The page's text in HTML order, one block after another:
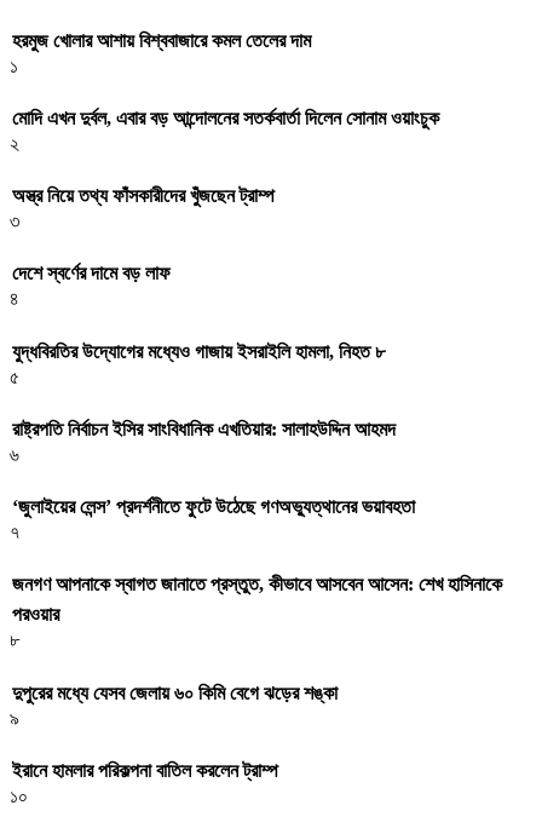
হরমুজ খোলার আশায় বিশ্ববাজারে কমল তেলের দাম
১
মোদি এখন দুর্বল, এবার বড় আন্দোলনের সতর্কবার্তা দিলেন সোনাম ওয়াংচুক
২
অস্ত্র নিয়ে তথ্য ফাঁসকারীদের খুঁজছেন ট্রাম্প
৩
দেশে স্বর্ণের দামে বড় লাফ
৪
যুদ্ধবিরতির উদ্যোগের মধ্যেও গাজায় ইসরাইলি হামলা, নিহত ৮
৫
রাষ্ট্রপতি নির্বাচন ইসির সাংবিধানিক এখতিয়ার: সালাহউদ্দিন আহমদ
৬
‘জুলাইয়ের লেন্স’ প্রদর্শনীতে ফুটে উঠেছে গণঅভ্যুত্থানের ভয়াবহতা
৭
জনগণ আপনাকে স্বাগত জানাতে প্রস্তুত, কীভাবে আসবেন আসেন: শেখ হাসিনাকে
পরওয়ার
৮
দুপুরের মধ্যে যেসব জেলায় ৬০ কিমি বেগে ঝড়ের শঙ্কা
৯
ইরানে হামলার পরিকল্পনা বাতিল করলেন ট্রাম্প
১০